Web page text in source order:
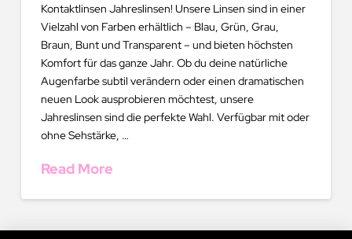
Kontaktlinsen Jahreslinsen! Unsere Linsen sind in einer
Vielzahl von Farben erhältlich – Blau, Grün, Grau,
Braun, Bunt und Transparent – und bieten höchsten
Komfort für das ganze Jahr. Ob du deine natürliche
Augenfarbe subtil verändern oder einen dramatischen
neuen Look ausprobieren möchtest, unsere
Jahreslinsen sind die perfekte Wahl. Verfügbar mit oder
ohne Sehstärke, …
Read More